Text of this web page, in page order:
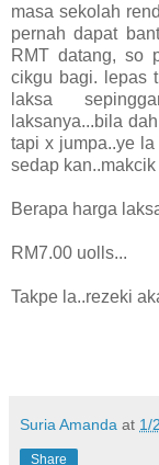
masa sekolah
pernah dapat
RMT datang, so
cikgu bagi. lepas
laksa
laksanya...bila
tapi x jumpa..ye
sedap
Berapa harga
RM7.00 uolls...
Takpe la..rezeki
Suria Amanda at 1/
Share